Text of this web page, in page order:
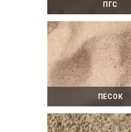
ПГС
ПЕСОК